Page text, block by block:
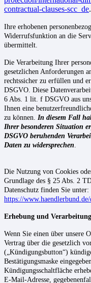
contractual-clauses-scc_de.
Ihre erhobenen
Widerrufsfunktion an die
übermittelt.
Die Verarbeitung Ihrer
gesetzlichen Anforderungen
rechtssicher zu erfüllen und
DSGVO. Diese
6 Abs. 1 lit. f DSGVO aus
Ihnen eine
zu können. In diesem Fall
Ihrer besonderen Situation
DSGVO beruhenden
Daten zu widersprechen
Die Nutzung von Cookies
Grundlage des § 25 Abs. 2
Datenschutz finden Sie unter:
https://
Erhebung und
Wenn Sie einen über unsere
Vertrag über die gesetzlich
(„Kündigungsbutton“)
Bestätigungsmaske
Kündigungsschaltfläche
E-Mail-Adresse,